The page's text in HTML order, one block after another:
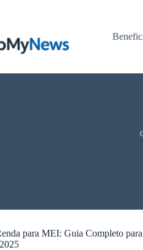
para MEI: Guia Completo para